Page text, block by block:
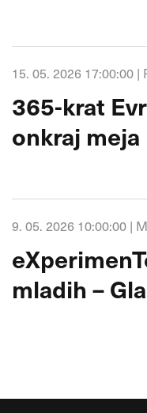
15. 05. 2026 17:00:00 |
365-krat
onkraj meja
9. 05. 2026 10:00:00 |
mladih –